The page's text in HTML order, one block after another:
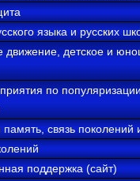
языка и русских
движение, детское и
по
связь поколений
поддержка (сайт)